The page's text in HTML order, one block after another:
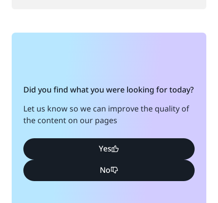
Did you find what you were looking for today?
Let us know so we can improve the quality of
the content on our pages
Yes
No